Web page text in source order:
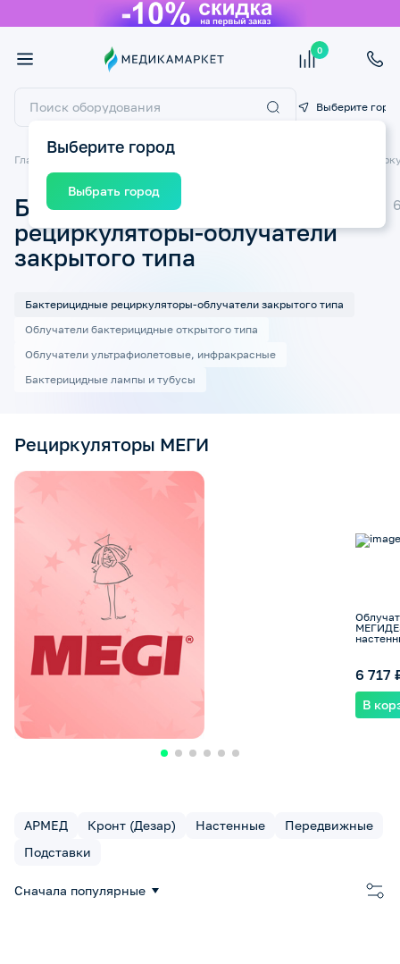
0
Выберите город
Выберите город
Выбрать город
Главная Медицинские приборы Облучатели бактерицидные/
Бактерицидные
рециркуляторы-облучатели
закрытого типа
Бактерицидные рециркуляторы-облучатели закрытого типа
Облучатели бактерицидные открытого типа
Облучатели ультрафиолетовые, инфракрасные
Бактерицидные лампы и тубусы
Рециркуляторы МЕГИ
6 717
В
АРМЕД Кронт (Дезар) Настенные
Передвижные
Подставки
Сначала популярные